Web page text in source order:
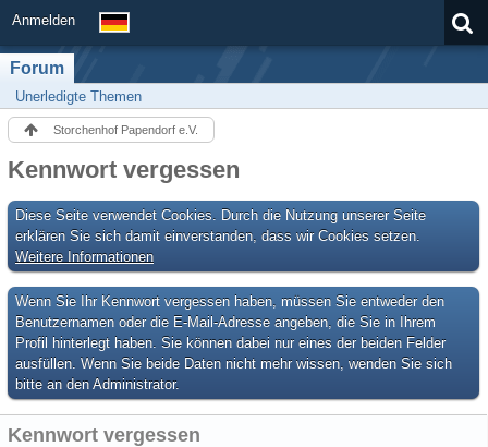
Anmelden
Forum
Unerledigte Themen
Storchenhof Papendorf e.V.
Kennwort vergessen
Diese Seite verwendet Cookies. Durch die Nutzung unserer Seite
erklären Sie sich damit einverstanden, dass wir Cookies setzen.
Weitere Informationen
Wenn Sie Ihr Kennwort vergessen haben, müssen Sie entweder den
Benutzernamen oder die E-Mail-Adresse angeben, die Sie in Ihrem
Profil hinterlegt haben. Sie können dabei nur eines der beiden Felder
ausfüllen. Wenn Sie beide Daten nicht mehr wissen, wenden Sie sich
bitte an den Administrator.
Kennwort vergessen